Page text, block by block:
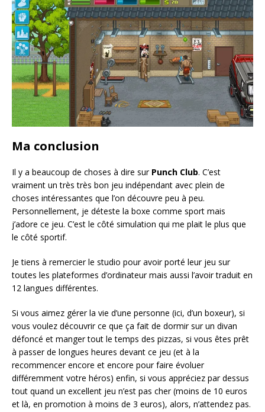
Ma conclusion
Il y a beaucoup de choses à dire sur Punch Club. C’est
vraiment un très très bon jeu indépendant avec plein de
choses intéressantes que l’on découvre peu à peu.
Personnellement, je déteste la boxe comme sport mais
j’adore ce jeu. C’est le côté simulation qui me plait le plus que
le côté sportif.
Je tiens à remercier le studio pour avoir porté leur jeu sur
toutes les plateformes d’ordinateur mais aussi l’avoir traduit en
12 langues différentes.
Si vous aimez gérer la vie d’une personne (ici, d’un boxeur), si
vous voulez découvrir ce que ça fait de dormir sur un divan
défoncé et manger tout le temps des pizzas, si vous êtes prêt
à passer de longues heures devant ce jeu (et à la
recommencer encore et encore pour faire évoluer
différemment votre héros) enfin, si vous appréciez par dessus
tout quand un excellent jeu n’est pas cher (moins de 10 euros
et là, en promotion à moins de 3 euros), alors, n’attendez pas.